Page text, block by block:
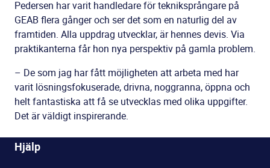
Pedersen har varit handledare för tekniksprångare på
GEAB flera gånger och ser det som en naturlig del av
framtiden. Alla uppdrag utvecklar, är hennes devis. Via
praktikanterna får hon nya perspektiv på gamla problem.
– De som jag har fått möjligheten att arbeta med har
varit lösningsfokuserade, drivna, noggranna, öppna och
helt fantastiska att få se utvecklas med olika uppgifter.
Det är väldigt inspirerande.
Hjälp